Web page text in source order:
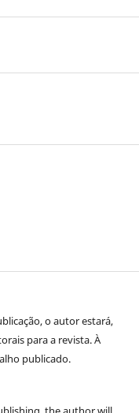
o autor estará,
para a revista. À
publicado.